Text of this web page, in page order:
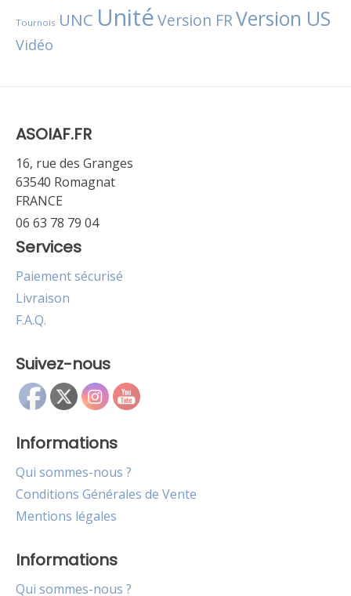
Tournois UNC UnitéVersion FRVersion US
Vidéo
ASOIAF.FR
16, rue des Granges
63540 Romagnat
FRANCE
06 63 78 79 04
Services
Paiement sécurisé
Livraison
F.A.Q.
Suivez-nous
Informations
Qui sommes-nous ?
Conditions Générales de Vente
Mentions légales
Informations
Qui sommes-nous ?